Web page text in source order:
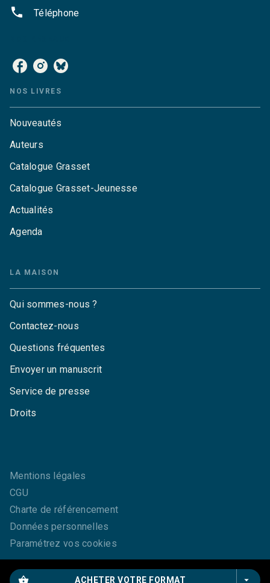
shopping_basket ACHETER VOTRE FORMAT arrow_drop_down
phone Téléphone
NOS LIVRES
Nouveautés
Auteurs
Catalogue Grasset
Catalogue Grasset-Jeunesse
Actualités
Agenda
LA MAISON
Qui sommes-nous ?
Contactez-nous
Questions fréquentes
Envoyer un manuscrit
Service de presse
Droits
Mentions légales
CGU
Charte de référencement
Données personnelles
Paramétrez vos cookies